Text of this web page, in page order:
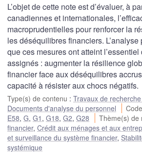
L’objet de cette note est d’évaluer, à
canadiennes et internationales,
macroprudentielles pour renforcer la
les déséquilibres financiers.
que ces mesures ont atteint
assignés : augmenter la résilience
financier face aux déséquilibres
capacité à résister aux chocs négatifs.
Type(s) de contenu : Travaux de
Documents d'analyse du personnel
E58, G, G1 , G18, G2, G28 Thème(s) de
financier, Crédit aux ménages et aux
et surveillance du système financier,
systémique